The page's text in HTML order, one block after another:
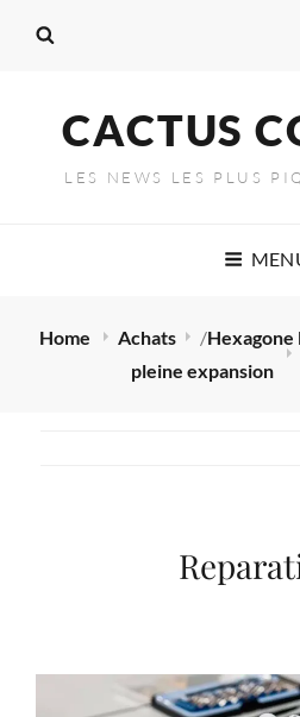
CACTUS
LES NEWS LES PLUS
Home Achats /Hexagone
pleine expansion